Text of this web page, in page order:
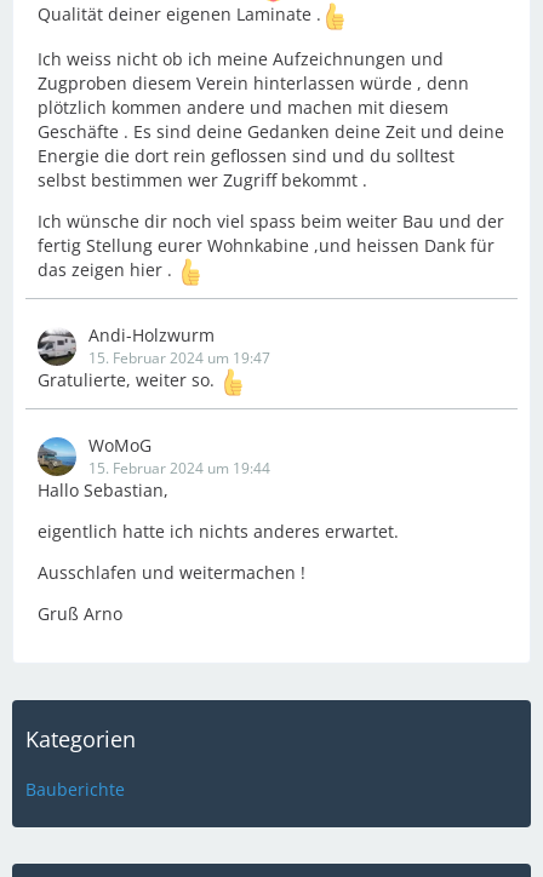
Qualität deiner eigenen Laminate .
Ich weiss nicht ob ich meine Aufzeichnungen und
Zugproben diesem Verein hinterlassen würde , denn
plötzlich kommen andere und machen mit diesem
Geschäfte . Es sind deine Gedanken deine Zeit und deine
Energie die dort rein geflossen sind und du solltest
selbst bestimmen wer Zugriff bekommt .
Ich wünsche dir noch viel spass beim weiter Bau und der
fertig Stellung eurer Wohnkabine ,und heissen Dank für
das zeigen hier .
Andi-Holzwurm
15. Februar 2024 um 19:47
Gratulierte, weiter so.
WoMoG
15. Februar 2024 um 19:44
Hallo Sebastian,
eigentlich hatte ich nichts anderes erwartet.
Ausschlafen und weitermachen !
Gruß Arno
Kategorien
Bauberichte